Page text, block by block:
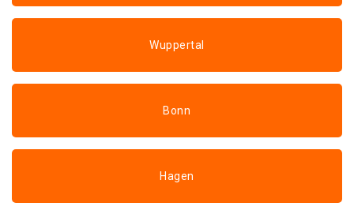
Wuppertal
Bonn
Hagen